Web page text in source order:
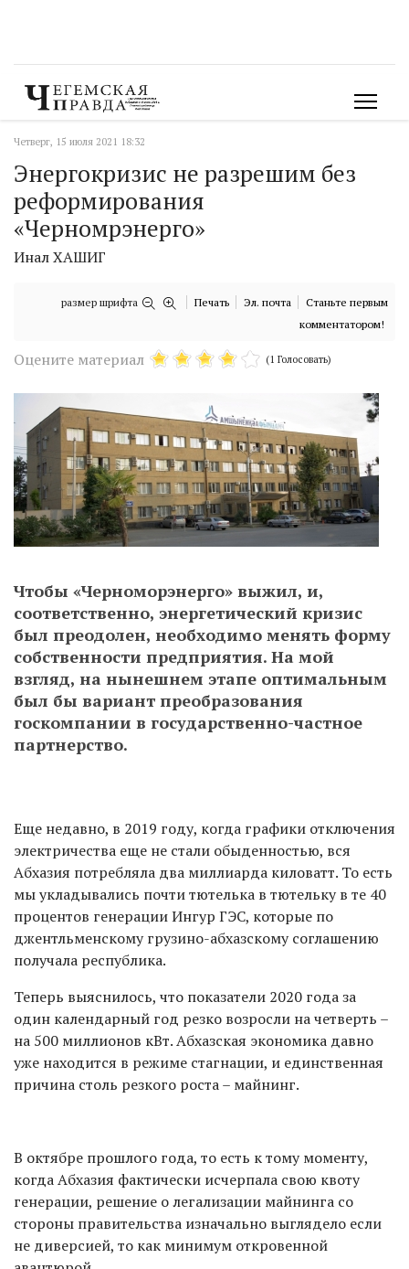
Четверг, 15 июля 2021 18:32
Энергокризис не разрешим без
реформирования
«Черномрэнерго»
Инал ХАШИГ
размер шрифта Печать Эл. почта
Станьте первым
комментатором!
Оцените материал (1 Голосовать)
Чтобы «Черноморэнерго» выжил, и,
соответственно, энергетический кризис
был преодолен, необходимо менять форму
собственности предприятия. На мой
взгляд, на нынешнем этапе оптимальным
был бы вариант преобразования
госкомпании в государственно-частное
партнерство.
Еще недавно, в 2019 году, когда графики отключения
электричества еще не стали обыденностью, вся
Абхазия потребляла два миллиарда киловатт. То есть
мы укладывались почти тютелька в тютельку в те 40
процентов генерации Ингур ГЭС, которые по
джентльменскому грузино-абхазскому соглашению
получала республика.
Теперь выяснилось, что показатели 2020 года за
один календарный год резко возросли на четверть –
на 500 миллионов кВт. Абхазская экономика давно
уже находится в режиме стагнации, и единственная
причина столь резкого роста – майнинг.
В октябре прошлого года, то есть к тому моменту,
когда Абхазия фактически исчерпала свою квоту
генерации, решение о легализации майнинга со
стороны правительства изначально выглядело если
не диверсией, то как минимум откровенной